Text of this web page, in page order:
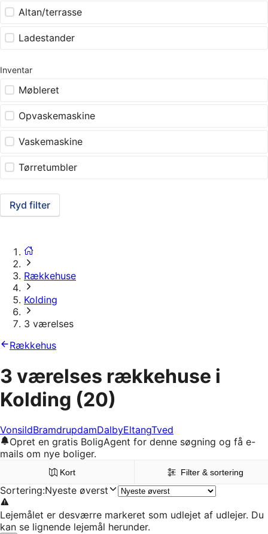
Altan/terrasse
Ladestander
Inventar
Møbleret
Opvaskemaskine
Vaskemaskine
Tørretumbler
Ryd filter
Rækkehuse
Kolding
3 værelses
Rækkehus
3 værelses rækkehuse i
Kolding (20)
VonsildBramdrupdamDalbyEltangTved
Opret en gratis BoligAgent for denne søgning og få e-
mails om nye boliger.
Kort Filter & sortering
Sortering:Nyeste øverst
Lejemålet er desværre markeret som udlejet af udlejer. Du
kan se lignende lejemål herunder.